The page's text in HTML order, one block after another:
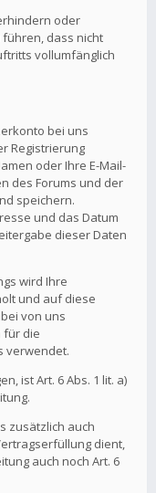
oder
dass nicht
vollumfänglich
bei uns
Registrierung
oder Ihre E-Mail-
des Forums und der
speichern.
und das Datum
dieser Daten
wird Ihre
und auf diese
von uns
für die
verwendet.
ist Art. 6 Abs. 1 lit. a)
zusätzlich auch
dient,
auch noch Art. 6